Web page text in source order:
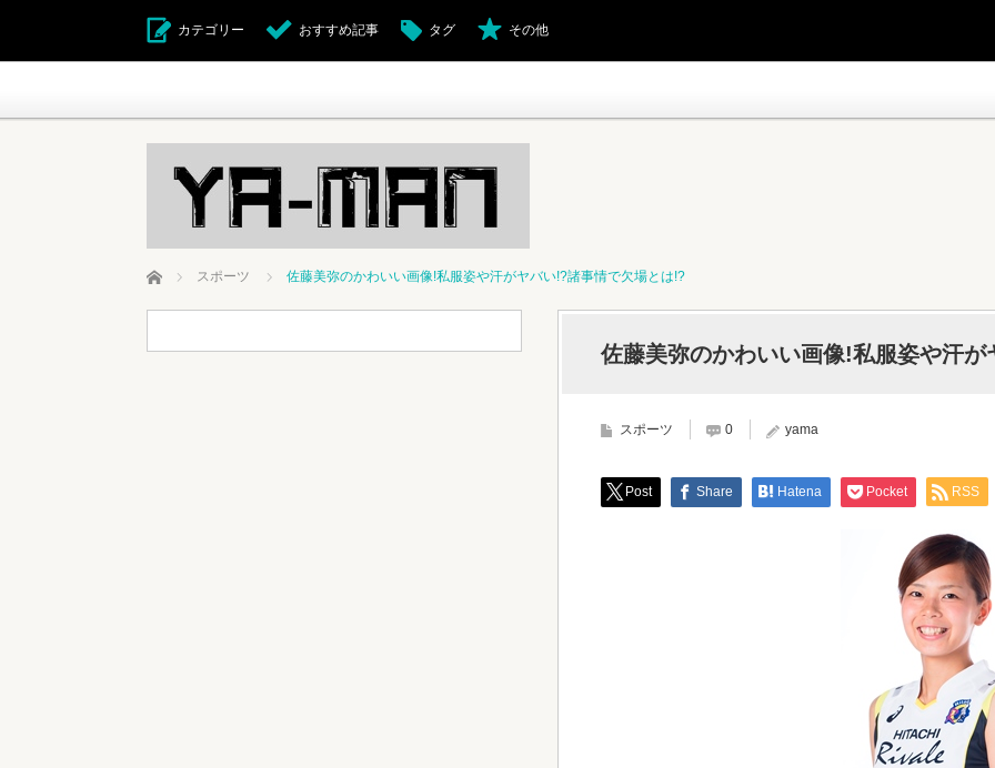
カテゴリー おすすめ記事 タグ その他
ホーム スポーツ 佐藤美弥のかわいい画像!私服姿や汗がヤバい!?諸事情で欠場とは!?
佐藤美弥のかわいい画像!私服姿や汗
スポーツ 0 yama
Post Share Hatena Pocket RSS